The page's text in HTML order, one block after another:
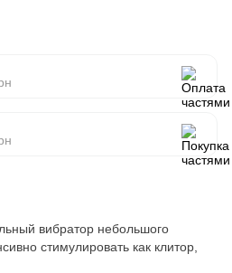
вибратор небольшого
стимулировать как клитор,